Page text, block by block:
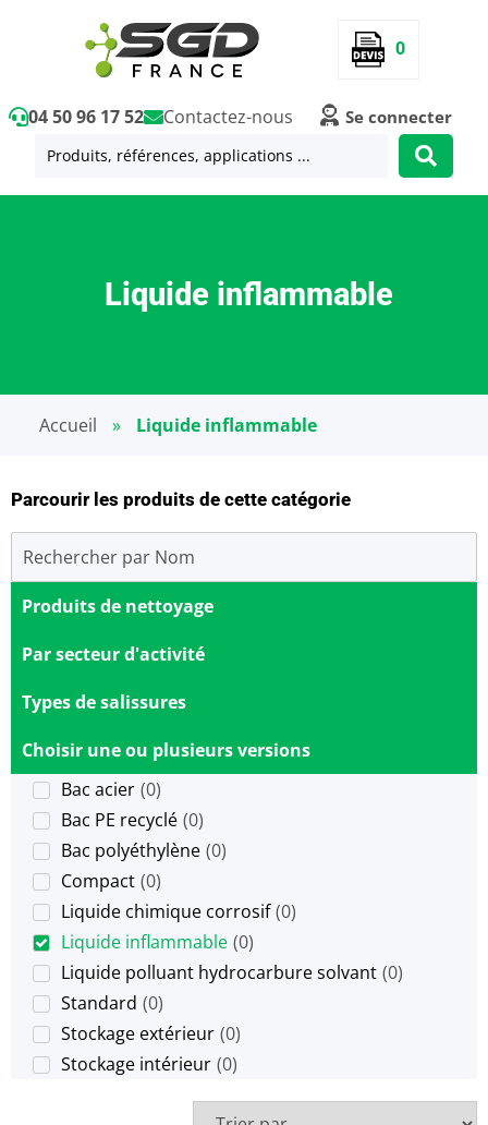
0
04 50 96 17 52 Contactez-nous Se connecter
Liquide inflammable
Accueil » Liquide inflammable
Parcourir les produits de cette catégorie
Produits de nettoyage
Par secteur d'activité
Types de salissures
Choisir une ou plusieurs versions
Bac acier (0)
Bac PE recyclé (0)
Bac polyéthylène (0)
Compact (0)
Liquide chimique corrosif (0)
Liquide inflammable (0)
Liquide polluant hydrocarbure solvant (0)
Standard (0)
Stockage extérieur (0)
Stockage intérieur (0)